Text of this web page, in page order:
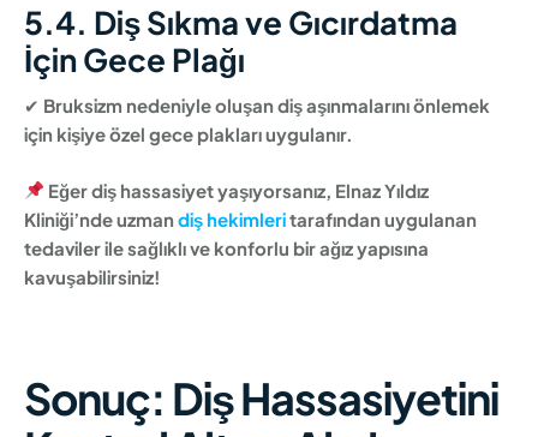
5.4. Diş Sıkma ve Gıcırdatma
İçin Gece Plağı
✔ Bruksizm nedeniyle oluşan diş aşınmalarını önlemek
için kişiye özel gece plakları uygulanır.
Eğer diş hassasiyet yaşıyorsanız, Elnaz Yıldız
Kliniği’nde uzman diş hekimleritarafından uygulanan
tedaviler ile sağlıklı ve konforlu bir ağız yapısına
kavuşabilirsiniz!
Sonuç: Diş Hassasiyetini